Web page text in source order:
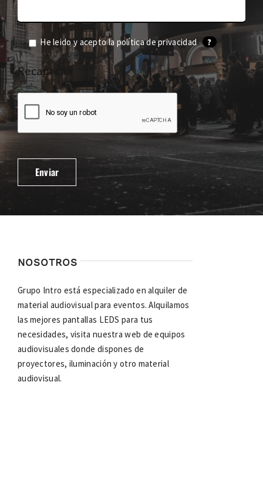
He leido y acepto la política de privacidad ?
Recaptcha
NOSOTROS
Grupo Intro está especializado en alquiler de
material audiovisual para eventos. Alquilamos
las mejores pantallas LEDS para tus
necesidades, visita nuestra web de equipos
audiovisuales donde dispones de
proyectores, iluminación y otro material
audiovisual.